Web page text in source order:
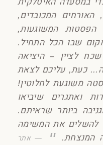
המכובדים,
המשוגעות,
שבו הכל התחיל.
לציין – היציאה
כעת, עליכם לצאת
משוגעת לחלוטין!
ואתגרים שיביאו
ביותר שראיתם.
כדי להשלים את המשימה
המנצחת.
אתר